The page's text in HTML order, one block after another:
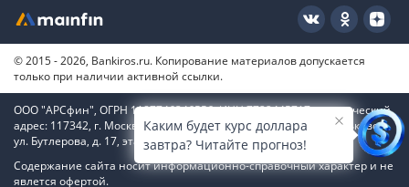
© 2015 - 2026, Bankiros.ru. Копирование материалов допускается
только при наличии активной ссылки.
ООО "АРСфин", ОГРН 1187746346556, ИНН 7722445717, юридический
адрес: 117342, г. Москва, вн. тер. г. муниципальный округ Коньково,
ул. Бутлерова, д. 17, этаж 4, ком. 66
Содержание сайта носит информационно-справочный характер и не
явлется офертой.
Каким будет курс доллара
завтра? Читайте прогноз!